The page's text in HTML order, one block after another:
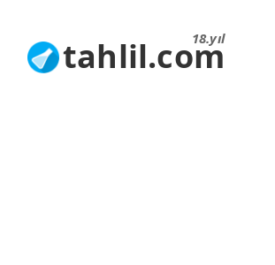
18.yıl
tahlil.com